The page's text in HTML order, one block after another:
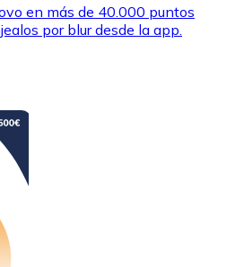
en más de 40.000 puntos
por blur desde la app.